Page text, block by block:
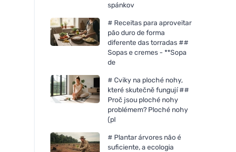
spánkov
# Receitas para aproveitar
pão duro de forma
diferente das torradas ##
Sopas e cremes - **Sopa
de
# Cviky na ploché nohy,
které skutečně fungují ##
Proč jsou ploché nohy
problémem? Ploché nohy
(pl
# Plantar árvores não é
suficiente, a ecologia